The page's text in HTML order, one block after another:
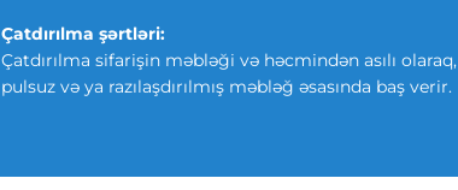
Çatdırılma şərtləri:
Çatdırılma sifarişin məbləği və həcmindən asılı olaraq,
pulsuz və ya razılaşdırılmış məbləğ əsasında baş verir.